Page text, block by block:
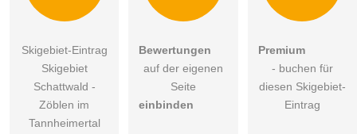
Skigebiet-Eintrag
Skigebiet
Schattwald -
Zöblen im
Tannheimertal
Bewertungen
auf der eigenen
Seite
einbinden
Premium
- buchen für
diesen Skigebiet-
Eintrag